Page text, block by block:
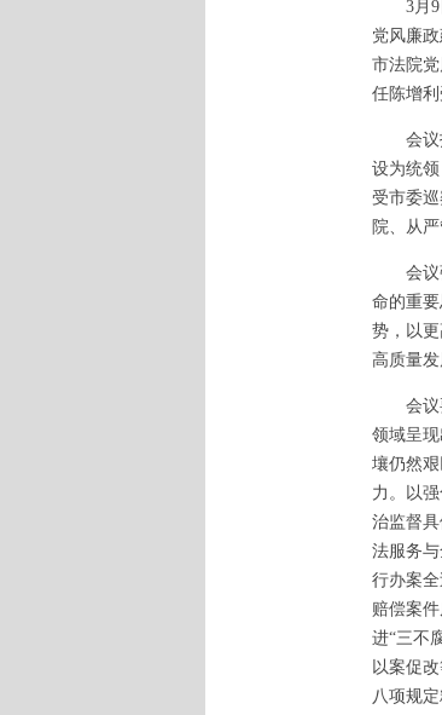
3月9日
党风廉
市法院
任陈增
会议指
设为统
受市委
院、从
会议强
命的重
势，以
高质量
会议要
领域呈
壤仍然
力。以
治监督
法服务
行办案
赔偿案
进“三不
以案促
八项规